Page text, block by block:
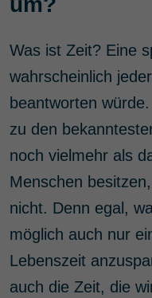
Was ist Zeit? Eine
wahrscheinlich
beantworten
zu den
noch vielmehr als
Menschen
nicht. Denn egal,
möglich auch nur
Lebenszeit
auch die Zeit, die